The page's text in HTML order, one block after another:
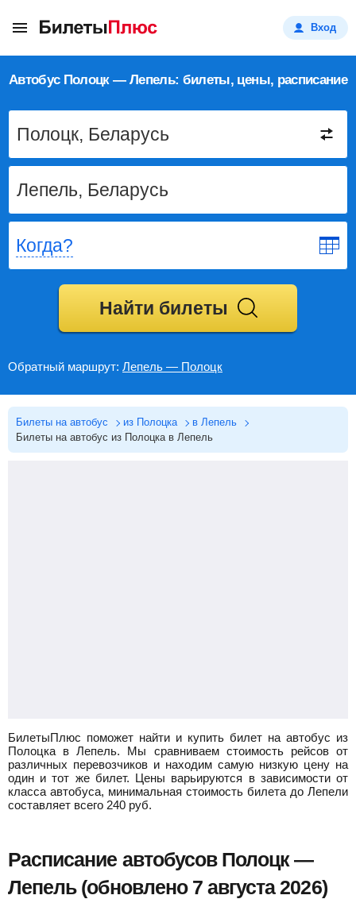
Вход
Автобус Полоцк — Лепель: билеты, цены, расписание
Когда?
Найти билеты
Обратный маршрут: Лепель — Полоцк
Билеты на автобус из Полоцка
в Лепель
Билеты на автобус из Полоцка в Лепель
БилетыПлюс поможет найти и купить билет на автобус из
Полоцка в Лепель.
Мы сравниваем стоимость рейсов от
различных перевозчиков и находим самую низкую цену на
один и тот же билет. Цены варьируются в зависимости от
класса автобуса, минимальная стоимость билета до Лепели
составляет всего 240 руб.
Расписание автобусов Полоцк —
Лепель (обновлено 7 августа 2026)